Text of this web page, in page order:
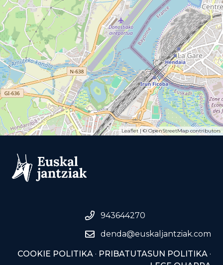
Leaflet| © OpenStreetMapcontributors
943644270
denda@euskaljantziak.com
COOKIE POLITIKA · PRIBATUTASUN POLITIKA ·